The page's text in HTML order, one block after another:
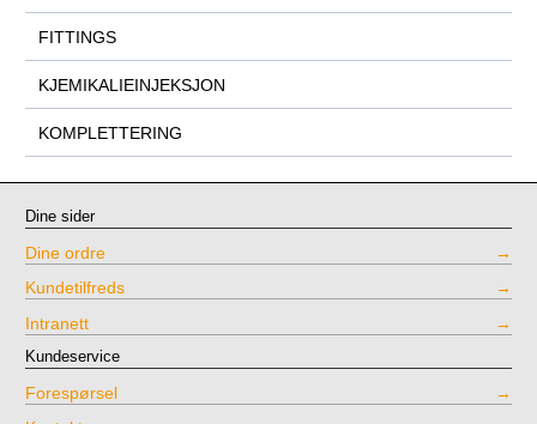
FITTINGS
KJEMIKALIEINJEKSJON
KOMPLETTERING
Dine sider
Dine ordre
Kundetilfreds
Intranett
Kundeservice
Forespørsel